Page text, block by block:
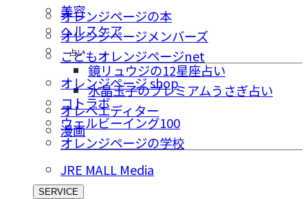
美容
ヘルスケア
占い
鏡リュウジの12星座占い
水晶玉子のプレミアムうさぎ占い
オレペエディター
漫画
オレンジページの本
オレンジページメンバーズ
こどもオレンジページnet
オレンジページ shop
コトラボ
ウェルビーイング100
オレンジページの学校
JRE MALL Media
SERVICE